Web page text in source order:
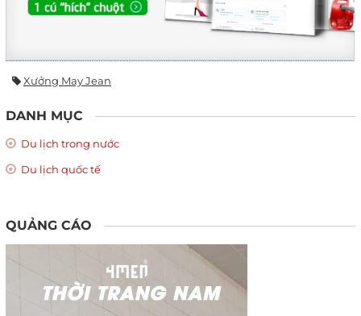
Xưởng May Jean
DANH MỤC
Du lịch trong nước
Du lịch quốc tế
QUẢNG CÁO